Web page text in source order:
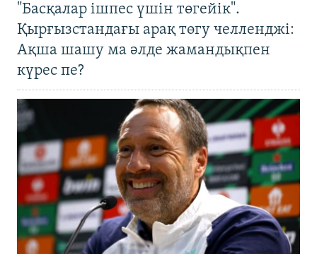
"Басқалар ішпес үшін төгейік".
Қырғызстандағы арақ төгу челленджі:
Ақша шашу ма әлде жамандықпен
күрес пе?